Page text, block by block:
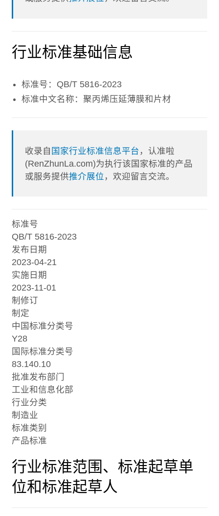
行业标准基础信息
标准号：QB/T 5816-2023
标准中文名称：聚丙烯压延薄膜和片材
收录自 国家行业标准信息平台 ，认准啦
(RenZhunLa.com)为执行该国家标准的产品
或服务提供推介展位 ，欢迎留言交流。
标准号
QB/T 5816-2023
发布日期
2023-04-21
实施日期
2023-11-01
制修订
制定
中国标准分类号
Y28
国际标准分类号
83.140.10
批准发布部门
工业和信息化部
行业分类
制造业
标准类别
产品标准
行业标准范围、标准起草单
位和标准起草人